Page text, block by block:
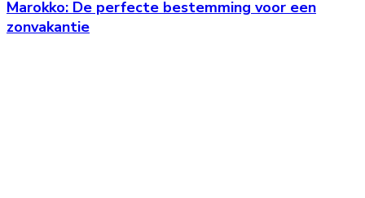
Marokko: De perfecte bestemming voor een
zonvakantie